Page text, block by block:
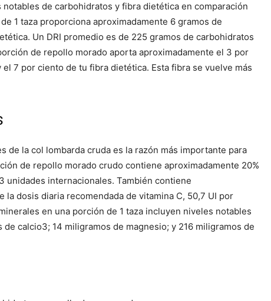
de carbohidratos y fibra dietética en comparación
1 taza proporciona aproximadamente 6 gramos de
Un DRI promedio es de 225 gramos de carbohidratos
de repollo morado aporta aproximadamente el 3 por
7 por ciento de tu fibra dietética. Esta fibra se vuelve más
de la col lombarda cruda es la razón más importante para
de repollo morado crudo contiene aproximadamente 20%
unidades internacionales. También contiene
la dosis diaria recomendada de vitamina C, 50,7 UI por
en una porción de 1 taza incluyen niveles notables
calcio3; 14 miligramos de magnesio; y 216 miligramos de